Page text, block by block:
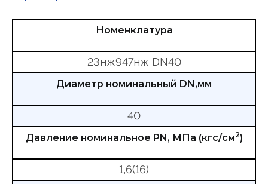
Номенклатура
23нж947нж DN40
Диаметр номинальный DN,мм
40
Давление номинальное PN, МПа (кгс/см2)
1,6(16)